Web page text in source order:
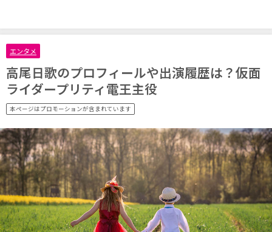
エンタメ
高尾日歌のプロフィールや出演履歴は？仮面
ライダープリティ電王主役
本ページはプロモーションが含まれています